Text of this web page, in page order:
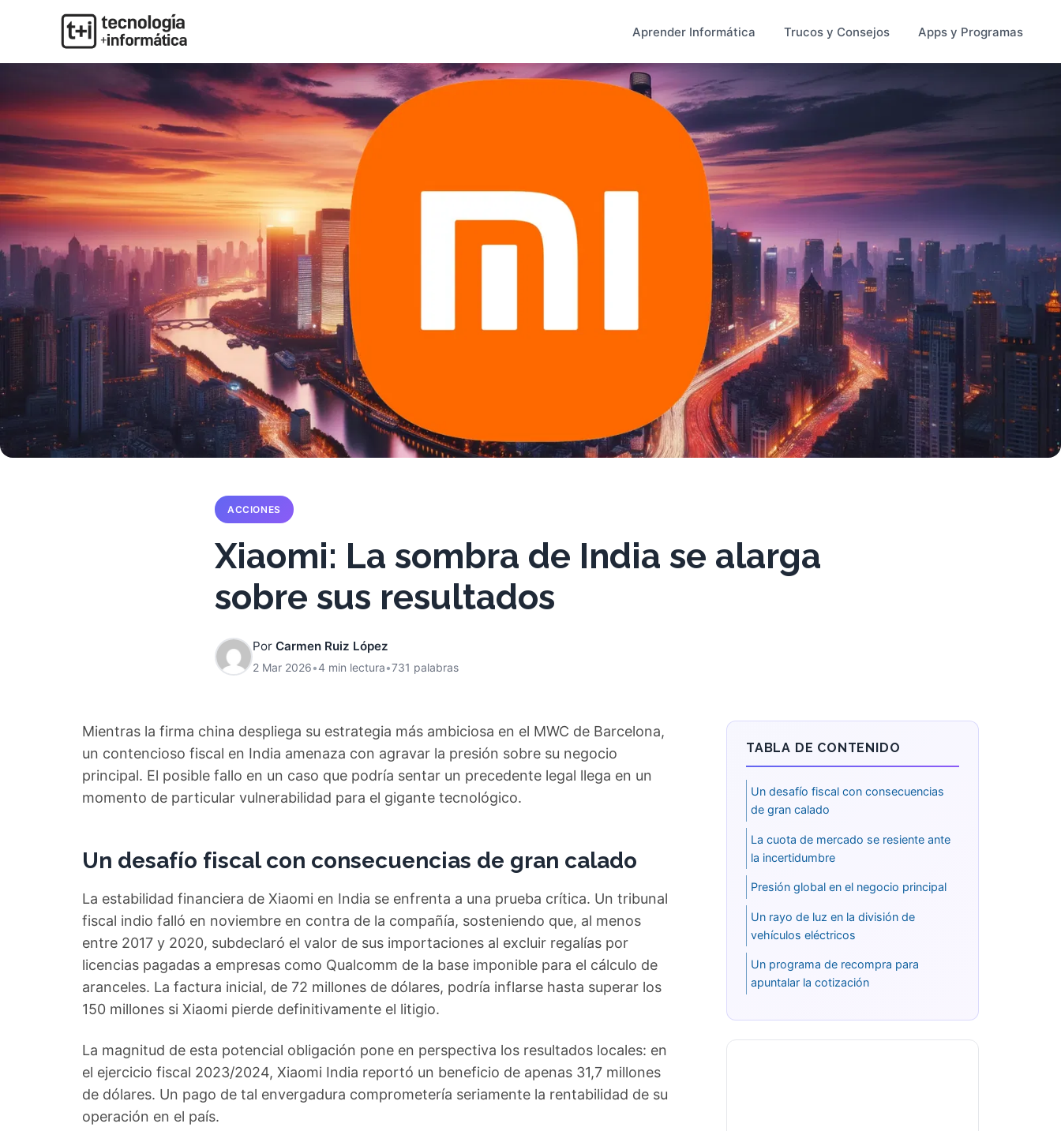
Aprender Informática Trucos y Consejos Apps y Programas
ACCIONES
Xiaomi: La sombra de India se alarga
sobre sus resultados
Por Carmen Ruiz López
2 Mar 2026•4 min lectura•731 palabras
Mientras la firma china despliega su estrategia más ambiciosa en el MWC de Barcelona,
un contencioso fiscal en India amenaza con agravar la presión sobre su negocio
principal. El posible fallo en un caso que podría sentar un precedente legal llega en un
momento de particular vulnerabilidad para el gigante tecnológico.
Un desafío fiscal con consecuencias de gran calado
La estabilidad financiera de Xiaomi en India se enfrenta a una prueba crítica. Un tribunal
fiscal indio falló en noviembre en contra de la compañía, sosteniendo que, al menos
entre 2017 y 2020, subdeclaró el valor de sus importaciones al excluir regalías por
licencias pagadas a empresas como Qualcomm de la base imponible para el cálculo de
aranceles. La factura inicial, de 72 millones de dólares, podría inflarse hasta superar los
150 millones si Xiaomi pierde definitivamente el litigio.
La magnitud de esta potencial obligación pone en perspectiva los resultados locales: en
el ejercicio fiscal 2023/2024, Xiaomi India reportó un beneficio de apenas 31,7 millones
de dólares. Un pago de tal envergadura comprometería seriamente la rentabilidad de su
operación en el país.
TABLA DE CONTENIDO
Un desafío fiscal con
consecuencias de gran calado
La cuota de mercado se resiente
principal
Un rayo de luz en la división de
vehículos eléctricos